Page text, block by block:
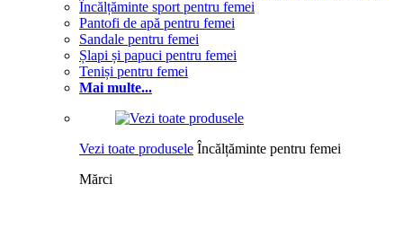
Încălțăminte sport pentru femei
Pantofi de apă pentru femei
Sandale pentru femei
Șlapi și papuci pentru femei
Teniși pentru femei
Mai multe...
Vezi toate produsele Încălțăminte pentru femei
Mărci